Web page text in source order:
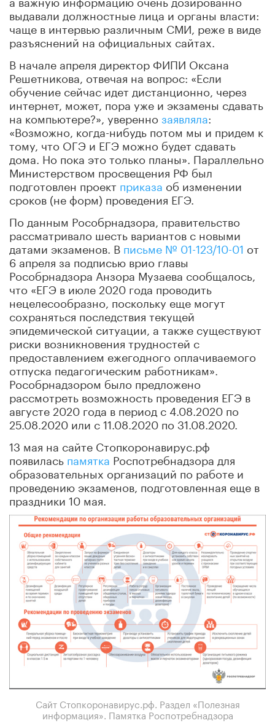
выдавали должностные лица и органы власти:
чаще в интервью различным СМИ, реже в виде
разъяснений на официальных сайтах.
В начале апреля директор ФИПИ Оксана
Решетникова, отвечая на вопрос: «Если
обучение сейчас идет дистанционно, через
интернет, может, пора уже и экзамены сдавать
на компьютере?», увереннозаявляла:
«Возможно, когда-нибудь потом мы и придем к
тому, что ОГЭ и ЕГЭ можно будет сдавать
дома. Но пока это только планы». Параллельно
Министерством просвещения РФ был
подготовлен проект приказа об изменении
сроков (не форм) проведения ЕГЭ.
По данным Рособрнадзора, правительство
рассматривало шесть вариантов с новыми
датами экзаменов. В письме № 01-123/10-01 от
6 апреля за подписью врио главы
Рособрнадзора Анзора Музаева сообщалось,
что «ЕГЭ в июле 2020 года проводить
нецелесообразно, поскольку еще могут
сохраняться последствия текущей
эпидемической ситуации, а также существуют
риски возникновения трудностей с
предоставлением ежегодного оплачиваемого
отпуска педагогическим работникам».
Рособрнадзором было предложено
рассмотреть возможность проведения ЕГЭ в
августе 2020 года в период с 4.08.2020 по
25.08.2020 или с 11.08.2020 по 31.08.2020.
13 мая на сайте Стопкоронавирус.рф
появилась памятка Роспотребнадзора для
образовательных организаций по работе и
проведению экзаменов, подготовленная еще в
праздники 10 мая.
Сайт Стопкоронавирус.рф. Раздел «Полезная
информация». Памятка Роспотребнадзора